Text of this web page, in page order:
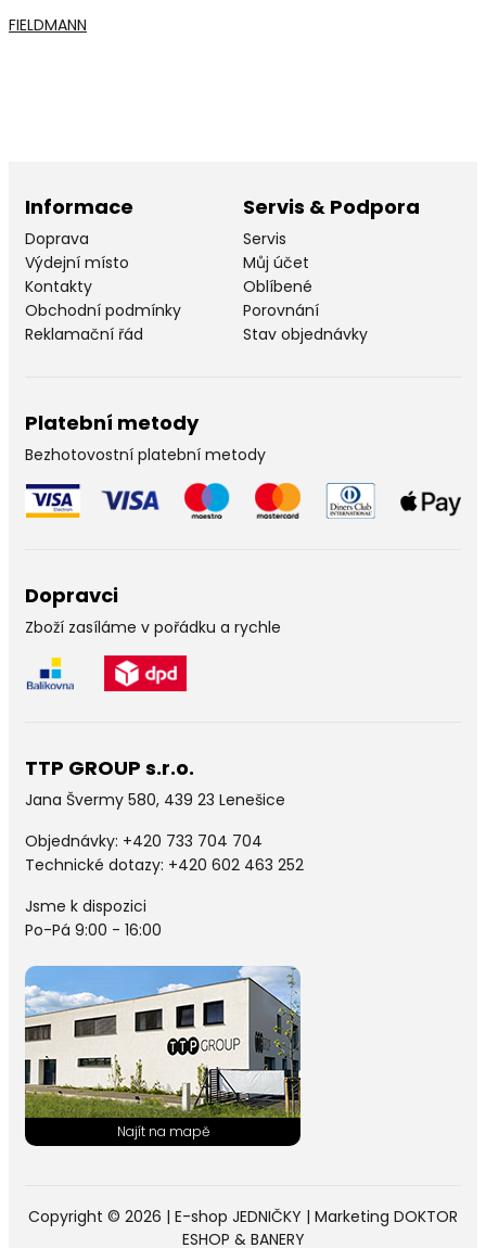
FIELDMANN
Informace
Doprava
Výdejní místo
Kontakty
Obchodní podmínky
Reklamační řád
Servis & Podpora
Servis
Můj účet
Oblíbené
Porovnání
Stav objednávky
Platební metody
Bezhotovostní platební metody
Dopravci
Zboží zasíláme v pořádku a rychle
TTP GROUP s.r.o.
Jana Švermy 580, 439 23 Lenešice
Objednávky: +420 733 704 704
Technické dotazy: +420 602 463 252
Jsme k dispozici
Po-Pá 9:00 - 16:00
Copyright © 2026 | E-shop JEDNIČKY | Marketing DOKTOR
ESHOP & BANERY